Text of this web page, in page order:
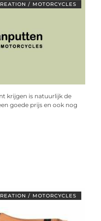
/ MOTORCYCLES
krijgen is natuurlijk de
goede prijs en ook nog
/ MOTORCYCLES